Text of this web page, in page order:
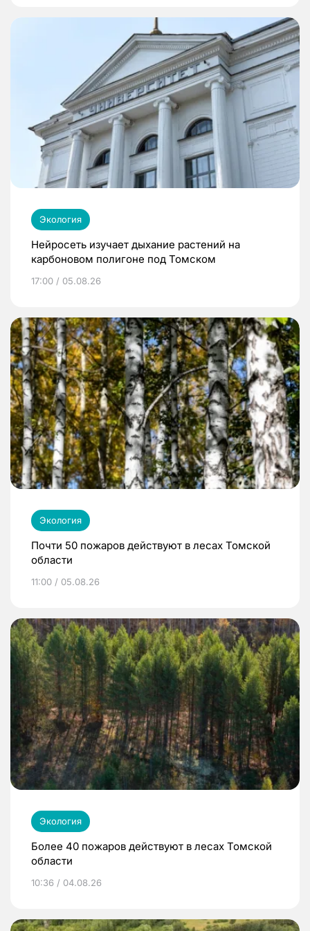
Экология
Нейросеть изучает дыхание растений на
карбоновом полигоне под Томском
17:00 / 05.08.26
Экология
Почти 50 пожаров действуют в лесах Томской
области
11:00 / 05.08.26
Экология
Более 40 пожаров действуют в лесах Томской
области
10:36 / 04.08.26